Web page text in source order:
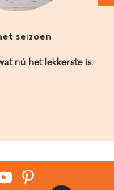
seizoen
nú het lekkerste is.